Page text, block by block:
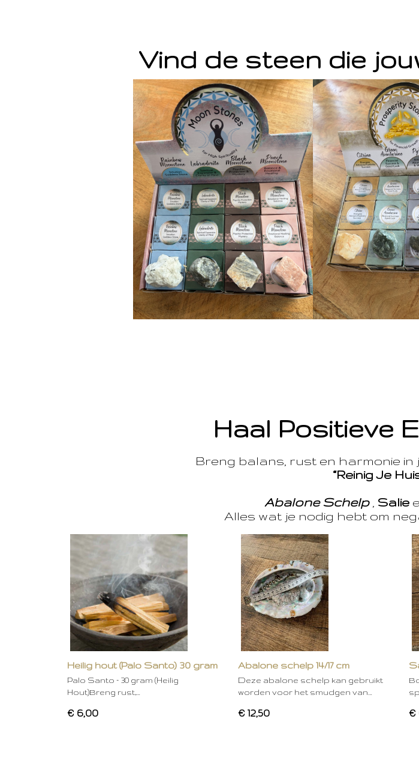
Vind de steen die
Haal Positieve
Breng balans, rust en harmonie in
“Reinig Je
Abalone Schelp, Salie
Alles wat je nodig hebt om
Heilig hout (Palo Santo) 30 gram
Palo Santo – 30 gram (Heilig
Hout)Breng rust,…
€ 6,00
Abalone schelp 14/17 cm
Deze abalone schelp kan gebruikt
worden voor het smudgen van…
€ 12,50 €